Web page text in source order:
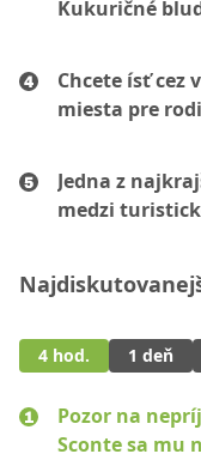
Kukuričné
Chcete ísť cez
miesta pre
Jedna z
medzi
4 hod. 1 deň
Pozor na
Sconte sa mu